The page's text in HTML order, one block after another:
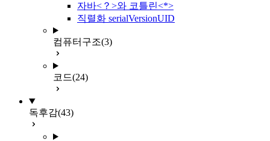
자바<？>와 코틀린<*>
직렬화 serialVersionUID
컴퓨터구조(3)
코드(24)
독후감(43)